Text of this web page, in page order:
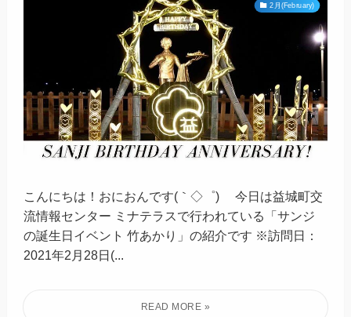
2月(February)
こんにちは！おにおんです(｀◇゜)ゞ 今日は益城町交
流情報センター ミナテラスで行われている「サンジ
の誕生日イベント 竹あかり」の紹介です ※訪問日：
2021年2月28日(...